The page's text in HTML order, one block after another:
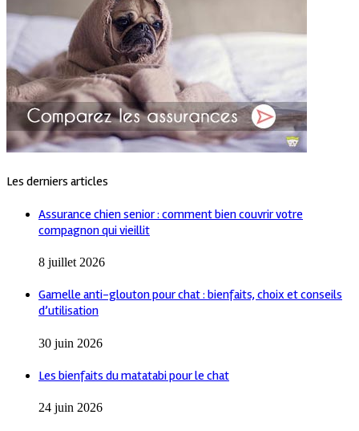
Les derniers articles
Assurance chien senior : comment bien couvrir votre
compagnon qui vieillit
8 juillet 2026
Gamelle anti-glouton pour chat : bienfaits, choix et conseils
d’utilisation
30 juin 2026
Les bienfaits du matatabi pour le chat
24 juin 2026